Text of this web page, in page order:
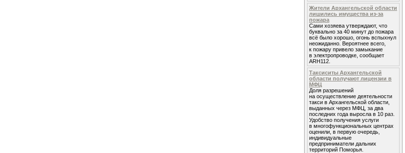
Жители Архангельской области
лишились имущества из-за
пожара
Сами хозяева утверждают, что
буквально за 40 минут до пожара
всё было хорошо, огонь вспыхнул
неожиданно. Вероятнее всего,
к пожару привело замыкание
в электропроводке, сообщает
ARH112.
Таксиситы Архангельской
области получают лицензии в
МФЦ
Доля разрешений
на осуществление деятельности
такси в Архангельской области,
выданных через МФЦ, за два
последних года выросла в 10 раз.
Удобство получения услуги
в многофункциональных центрах
оценили, в первую очередь,
индивидуальные
предприниматели дальних
территорий Поморья.